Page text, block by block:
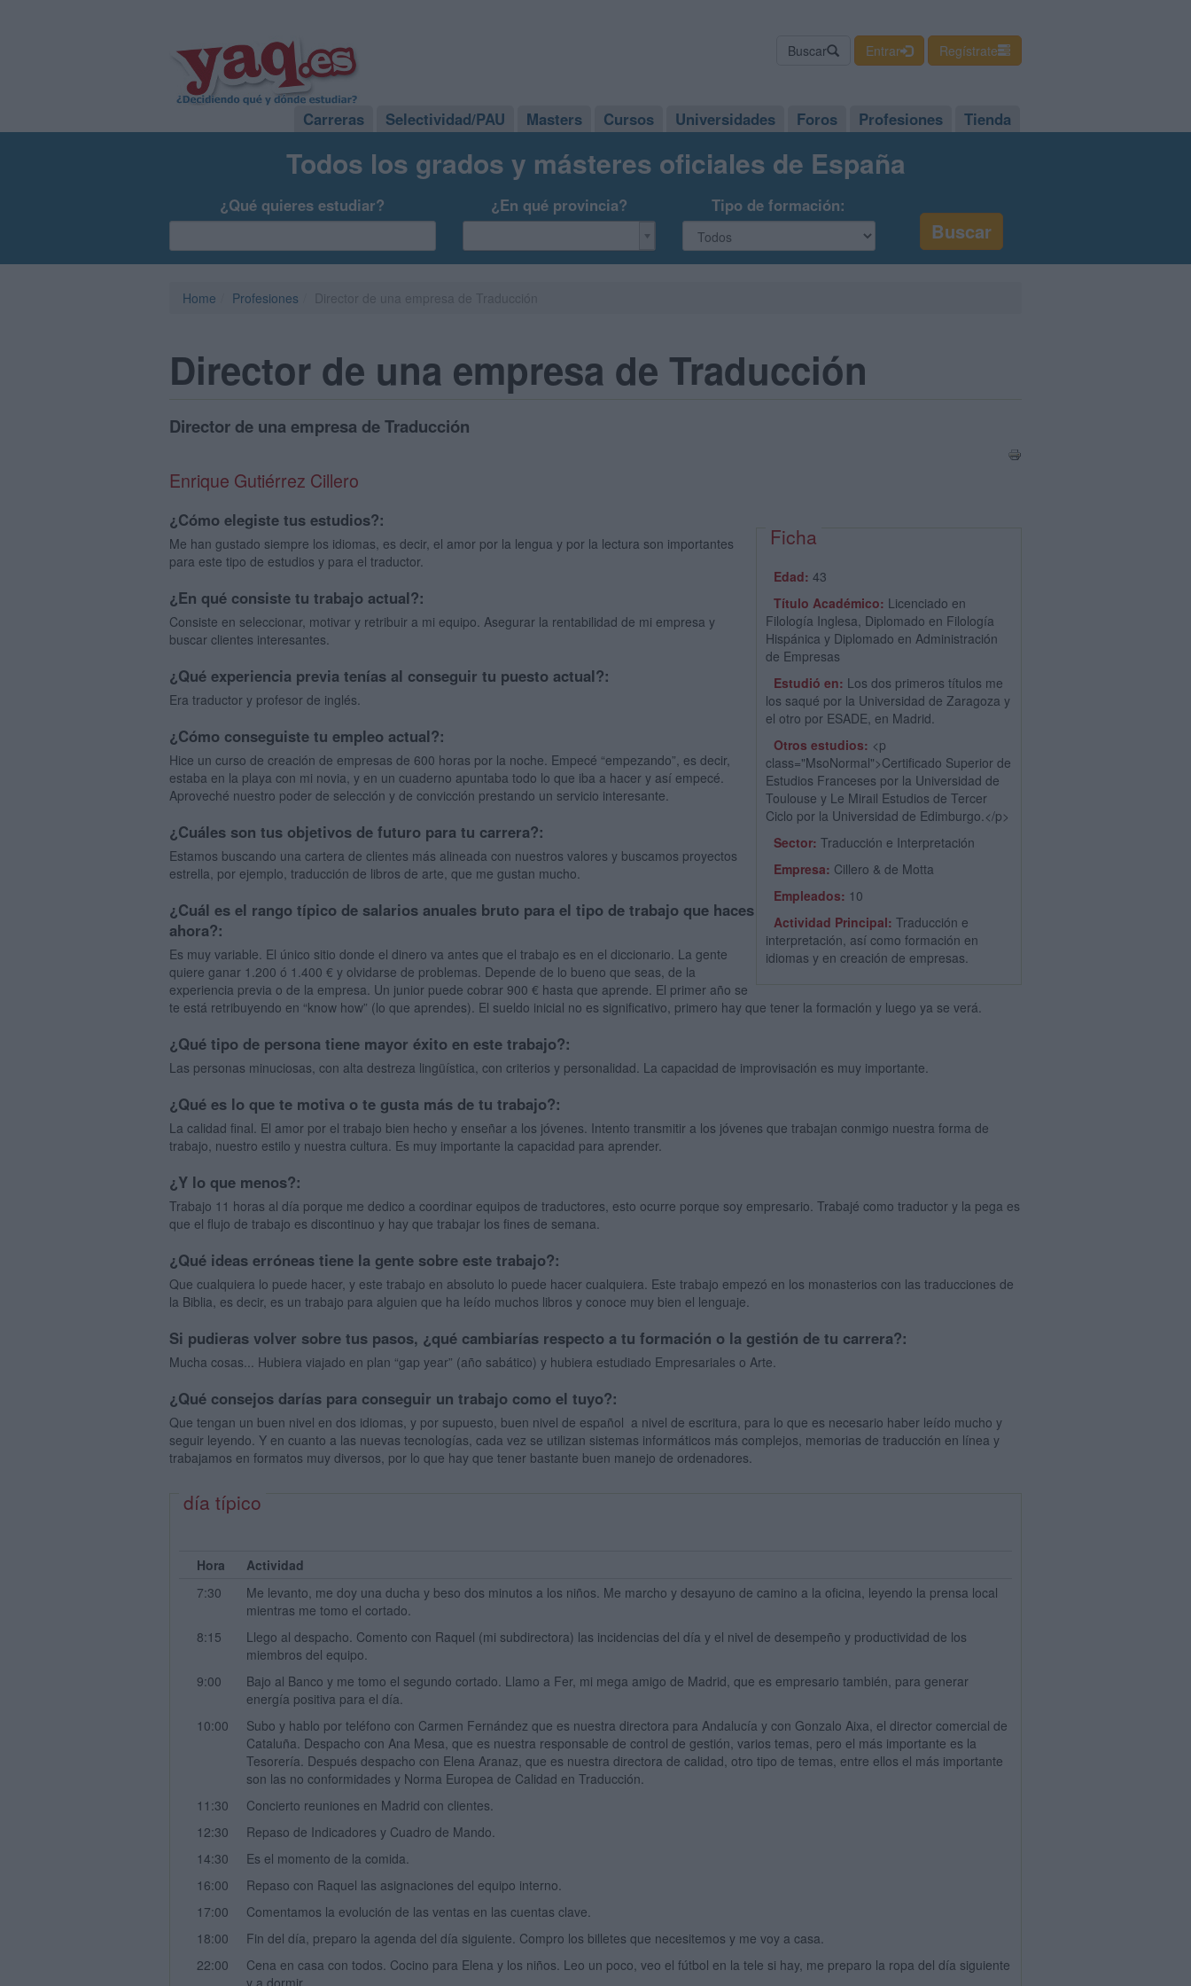
Buscar Entrar Regístrate
Carreras Selectividad/PAU Masters Cursos Universidades Foros Profesiones Tienda
Todos los grados y másteres oficiales de España
¿Qué quieres estudiar? ¿En qué provincia? Tipo de formación:
Home Profesiones
Director de una empresa de Traducción
Director de una empresa de Traducción
Enrique Gutiérrez Cillero
Ficha
Edad: 43
Título Académico: Licenciado en
Filología Inglesa, Diplomado en Filología
Hispánica y Diplomado en Administración
de Empresas
Estudió en: Los dos primeros títulos me
los saqué por la Universidad de Zaragoza y
el otro por ESADE, en Madrid.
Otros estudios: <p
class="MsoNormal">Certificado Superior de
Estudios Franceses por la Universidad de
Toulouse y Le Mirail Estudios de Tercer
Ciclo por la Universidad de Edimburgo.</p>
Sector: Traducción e Interpretación
Empresa: Cillero & de Motta
Empleados: 10
Actividad Principal: Traducción e
interpretación, así como formación en
idiomas y en creación de empresas.
¿Cómo elegiste tus estudios?:
Me han gustado siempre los idiomas, es decir, el amor por la lengua y por la lectura son importantes
para este tipo de estudios y para el traductor.
¿En qué consiste tu trabajo actual?:
Consiste en seleccionar, motivar y retribuir a mi equipo. Asegurar la rentabilidad de mi empresa y
buscar clientes interesantes.
¿Qué experiencia previa tenías al conseguir tu puesto actual?:
Era traductor y profesor de inglés.
¿Cómo conseguiste tu empleo actual?:
Hice un curso de creación de empresas de 600 horas por la noche. Empecé “empezando”, es decir,
estaba en la playa con mi novia, y en un cuaderno apuntaba todo lo que iba a hacer y así empecé.
Aproveché nuestro poder de selección y de convicción prestando un servicio interesante.
¿Cuáles son tus objetivos de futuro para tu carrera?:
Estamos buscando una cartera de clientes más alineada con nuestros valores y buscamos proyectos
estrella, por ejemplo, traducción de libros de arte, que me gustan mucho.
¿Cuál es el rango típico de salarios anuales bruto para el tipo de trabajo que haces
ahora?:
Es muy variable. El único sitio donde el dinero va antes que el trabajo es en el diccionario. La gente
quiere ganar 1.200 ó 1.400 € y olvidarse de problemas. Depende de lo bueno que seas, de la
experiencia previa o de la empresa. Un junior puede cobrar 900 € hasta que aprende. El primer año se
te está retribuyendo en “know how” (lo que aprendes). El sueldo inicial no es significativo, primero hay que tener la formación y luego ya se verá.
¿Qué tipo de persona tiene mayor éxito en este trabajo?:
Las personas minuciosas, con alta destreza lingüística, con criterios y personalidad. La capacidad de improvisación es muy importante.
¿Qué es lo que te motiva o te gusta más de tu trabajo?:
La calidad final. El amor por el trabajo bien hecho y enseñar a los jóvenes. Intento transmitir a los jóvenes que trabajan conmigo nuestra forma de
trabajo, nuestro estilo y nuestra cultura. Es muy importante la capacidad para aprender.
¿Y lo que menos?:
Trabajo 11 horas al día porque me dedico a coordinar equipos de traductores, esto ocurre porque soy empresario. Trabajé como traductor y la pega es
que el flujo de trabajo es discontinuo y hay que trabajar los fines de semana.
¿Qué ideas erróneas tiene la gente sobre este trabajo?:
Que cualquiera lo puede hacer, y este trabajo en absoluto lo puede hacer cualquiera. Este trabajo empezó en los monasterios con las traducciones de
la Biblia, es decir, es un trabajo para alguien que ha leído muchos libros y conoce muy bien el lenguaje.
Si pudieras volver sobre tus pasos, ¿qué cambiarías respecto a tu formación o la gestión de tu carrera?:
Mucha cosas... Hubiera viajado en plan “gap year” (año sabático) y hubiera estudiado Empresariales o Arte.
¿Qué consejos darías para conseguir un trabajo como el tuyo?:
Que tengan un buen nivel en dos idiomas, y por supuesto, buen nivel de español a nivel de escritura, para lo que es necesario haber leído mucho y
seguir leyendo. Y en cuanto a las nuevas tecnologías, cada vez se utilizan sistemas informáticos más complejos, memorias de traducción en línea y
trabajamos en formatos muy diversos, por lo que hay que tener bastante buen manejo de ordenadores.
día típico
Hora
Actividad
7:30
Me levanto, me doy una ducha y beso dos minutos a los niños. Me marcho y desayuno de camino a la oficina, leyendo la prensa local
mientras me tomo el cortado.
8:15
Llego al despacho. Comento con Raquel (mi subdirectora) las incidencias del día y el nivel de desempeño y productividad de los
miembros del equipo.
9:00
Bajo al Banco y me tomo el segundo cortado. Llamo a Fer, mi mega amigo de Madrid, que es empresario también, para generar
energía positiva para el día.
10:00
Subo y hablo por teléfono con Carmen Fernández que es nuestra directora para Andalucía y con Gonzalo Aixa, el director comercial de
Cataluña. Despacho con Ana Mesa, que es nuestra responsable de control de gestión, varios temas, pero el más importante es la
Tesorería. Después despacho con Elena Aranaz, que es nuestra directora de calidad, otro tipo de temas, entre ellos el más importante
son las no conformidades y Norma Europea de Calidad en Traducción.
11:30
Concierto reuniones en Madrid con clientes.
12:30
Repaso de Indicadores y Cuadro de Mando.
14:30
Es el momento de la comida.
16:00
Repaso con Raquel las asignaciones del equipo interno.
17:00
Comentamos la evolución de las ventas en las cuentas clave.
18:00
Fin del día, preparo la agenda del día siguiente. Compro los billetes que necesitemos y me voy a casa.
22:00
Cena en casa con todos. Cocino para Elena y los niños. Leo un poco, veo el fútbol en la tele si hay, me preparo la ropa del día siguiente